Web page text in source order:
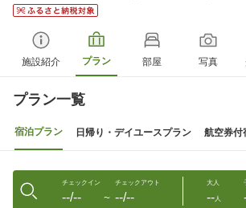
施設紹介 プラン 部屋 写真
プラン一覧
宿泊プラン 日帰り・デイユースプラン 航空券付
チェックイン
--/-- 〜
チェックアウト
--/--
大人
--人